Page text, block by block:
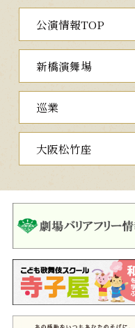
公演情報TOP
新橋演舞場
巡業
大阪松竹座